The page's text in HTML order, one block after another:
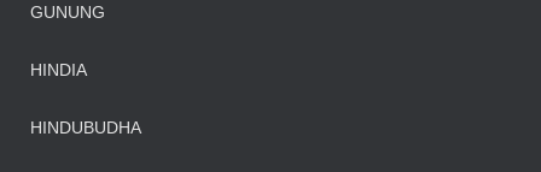
GUNUNG
HINDIA
HINDUBUDHA